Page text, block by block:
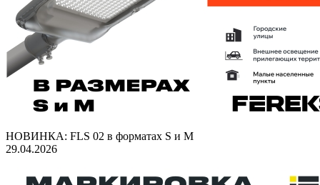
НОВИНКА: FLS 02 в форматах S и M
29.04.2026